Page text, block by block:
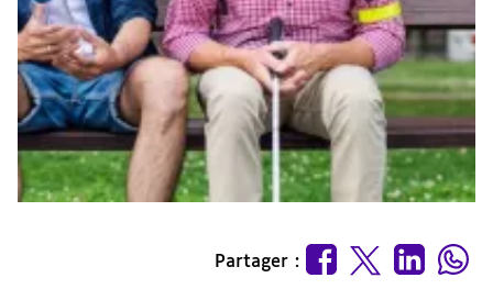
Partager :